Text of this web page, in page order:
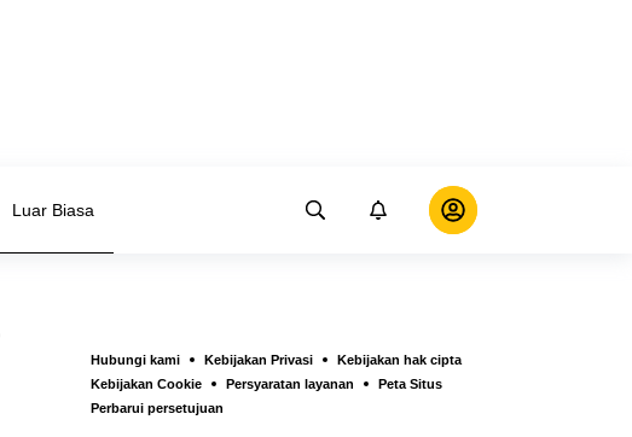
Luar Biasa
Hubungi kami Kebijakan Privasi
Kebijakan hak cipta
Kebijakan Cookie
Persyaratan layanan
Peta Situs
Perbarui persetujuan